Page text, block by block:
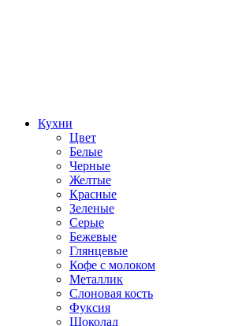
Кухни
Цвет
Белые
Черные
Желтые
Красные
Зеленые
Серые
Бежевые
Глянцевые
Кофе с молоком
Металлик
Слоновая кость
Фуксия
Шоколад